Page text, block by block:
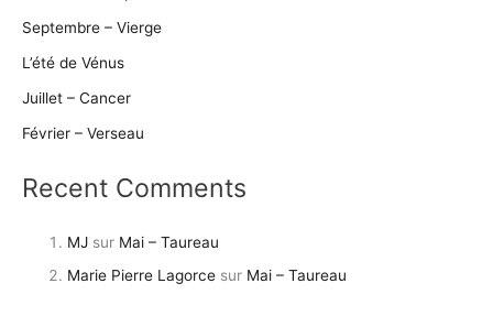
Septembre – Vierge
L’été de Vénus
Juillet – Cancer
Février – Verseau
Recent Comments
MJ sur Mai – Taureau
Marie Pierre Lagorce sur Mai – Taureau